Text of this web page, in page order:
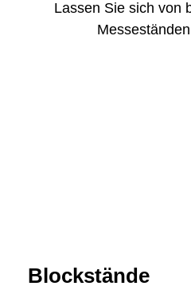
Lassen Sie sich von
Blockstände